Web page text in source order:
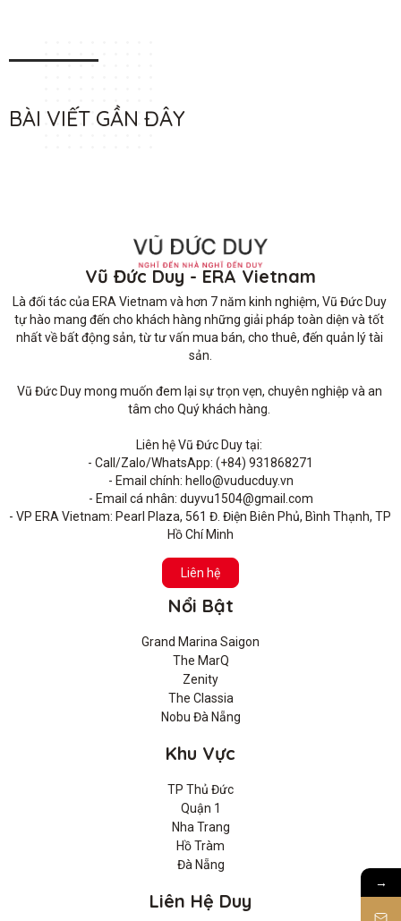
BÀI VIẾT GẦN ĐÂY
Vũ Đức Duy - ERA Vietnam
Là đối tác của ERA Vietnam và hơn 7 năm kinh nghiệm, Vũ Đức Duy
tự hào mang đến cho khách hàng những giải pháp toàn diện và tốt
nhất về bất động sản, từ tư vấn mua bán, cho thuê, đến quản lý tài
sản.
Vũ Đức Duy mong muốn đem lại sự trọn vẹn, chuyên nghiệp và an
tâm cho Quý khách hàng.
Liên hệ Vũ Đức Duy tại:
- Call/Zalo/WhatsApp: (+84) 931868271
- Email chính: hello@vuducduy.vn
- Email cá nhân: duyvu1504@gmail.com
- VP ERA Vietnam: Pearl Plaza, 561 Đ. Điện Biên Phủ, Bình Thạnh, TP
Hồ Chí Minh
Liên hệ
Nổi Bật
Grand Marina Saigon
The MarQ
Zenity
The Classia
Nobu Đà Nẵng
Khu Vực
TP Thủ Đức
Quận 1
Nha Trang
Hồ Tràm
Đà Nẵng
Liên Hệ Duy
→